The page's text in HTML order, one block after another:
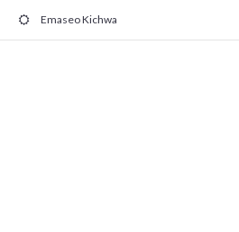
Emaseo Kichwa